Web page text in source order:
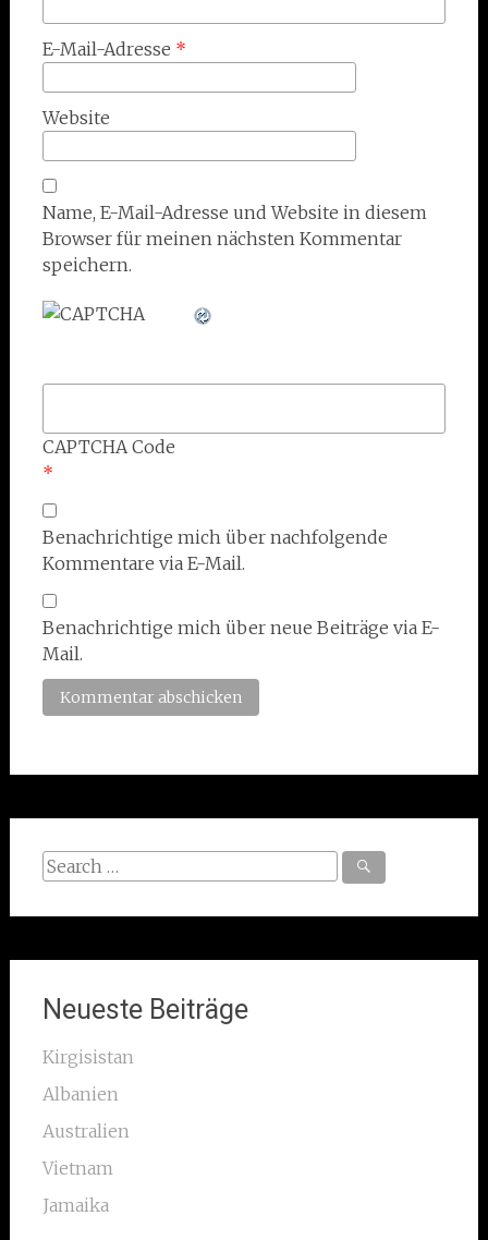
E-Mail-Adresse *
Website
Name, E-Mail-Adresse und Website in diesem
Browser für meinen nächsten Kommentar
speichern.
CAPTCHA Code
*
Benachrichtige mich über nachfolgende
Kommentare via E-Mail.
Benachrichtige mich über neue Beiträge via E-
Mail.
Search
Neueste Beiträge
Kirgisistan
Albanien
Australien
Vietnam
Jamaika